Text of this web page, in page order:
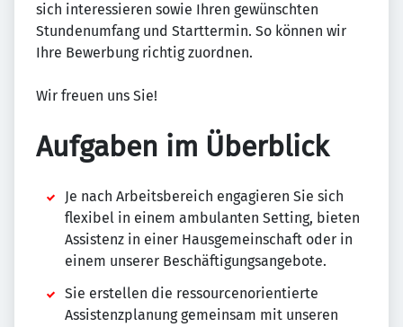
sich interessieren sowie Ihren gewünschten
Stundenumfang und Starttermin. So können wir
Ihre Bewerbung richtig zuordnen.
Wir freuen uns Sie!
Aufgaben im Überblick
Je nach Arbeitsbereich engagieren Sie sich
flexibel in einem ambulanten Setting, bieten
Assistenz in einer Hausgemeinschaft oder in
einem unserer Beschäftigungsangebote.
Sie erstellen die ressourcenorientierte
Assistenzplanung gemeinsam mit unseren